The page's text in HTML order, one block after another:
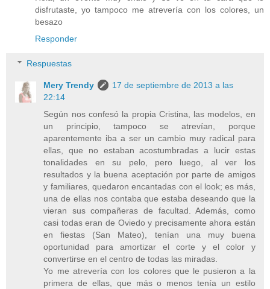
disfrutaste, yo tampoco me atrevería con los colores, un
besazo
Responder
Respuestas
Mery Trendy
17 de septiembre de 2013 a las
22:14
Según nos confesó la propia Cristina, las modelos, en
un principio, tampoco se atrevían, porque
aparentemente iba a ser un cambio muy radical para
ellas, que no estaban acostumbradas a lucir estas
tonalidades en su pelo, pero luego, al ver los
resultados y la buena aceptación por parte de amigos
y familiares, quedaron encantadas con el look; es más,
una de ellas nos contaba que estaba deseando que la
vieran sus compañeras de facultad. Además, como
casi todas eran de Oviedo y precisamente ahora están
en fiestas (San Mateo), tenían una muy buena
oportunidad para amortizar el corte y el color y
convertirse en el centro de todas las miradas.
Yo me atrevería con los colores que le pusieron a la
primera de ellas, que más o menos tenía un estilo